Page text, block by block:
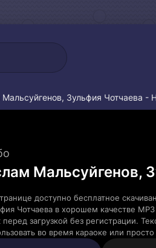
Зульфия Чотчаева -
Мальсуйгенов,
доступно бесплатное
Чотчаева в хорошем качестве
перед загрузкой без регистрации.
во время караоке или